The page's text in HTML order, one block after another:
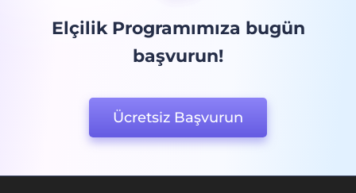
Elçilik Programımıza bugün
başvurun!
Ücretsiz Başvurun